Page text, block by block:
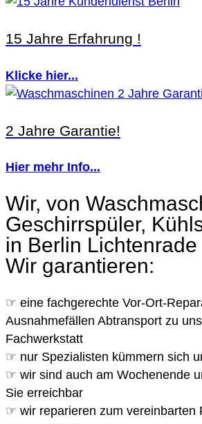
15 Jahre Erfahrung !
Klicke hier...
2 Jahre Garantie!
Hier mehr Info...
Wir, von
Geschirrspüler,
in Berlin Lichtenrade
Wir garantieren:
☞ eine fachgerechte Vor-Ort-
Ausnahmefällen Abtransport zu
Fachwerkstatt
☞ nur Spezialisten kümmern sich
☞ wir sind auch am Wochenende
Sie erreichbar
☞ wir reparieren zum vereinbarten